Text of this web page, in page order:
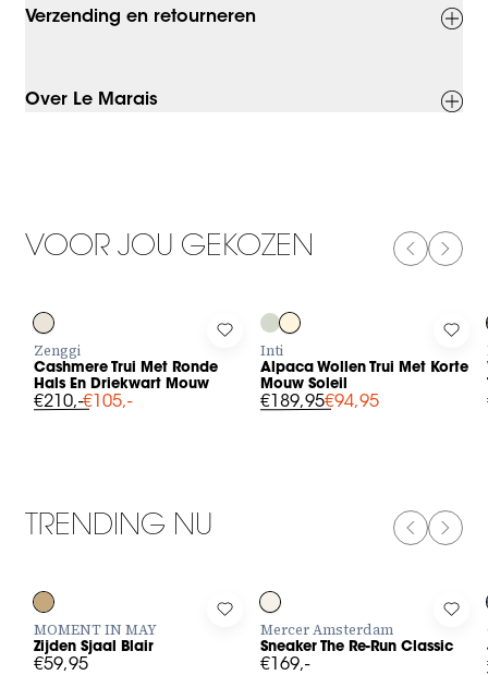
Verzending en retourneren
Over Le Marais
VOOR JOU GEKOZEN
in to add Cashmere Trui Met Ronde Hals En Driekwart
Zenggi
Cashmere Trui Met Ronde
Hals En Driekwart Mouw
€210,-€105,-
Log in to add Alpaca Wollen
Inti
Alpaca Wollen Trui Met Korte
Mouw Soleil
€189,95€94,95
Log
TRENDING NU
in to add Zijden Sjaal Blair to your wishlist
MOMENT IN MAY
Zijden Sjaal Blair
€59,95
Log in to add Sneaker The Re-
Mercer Amsterdam
Sneaker The Re-Run Classic
€169,-
Log